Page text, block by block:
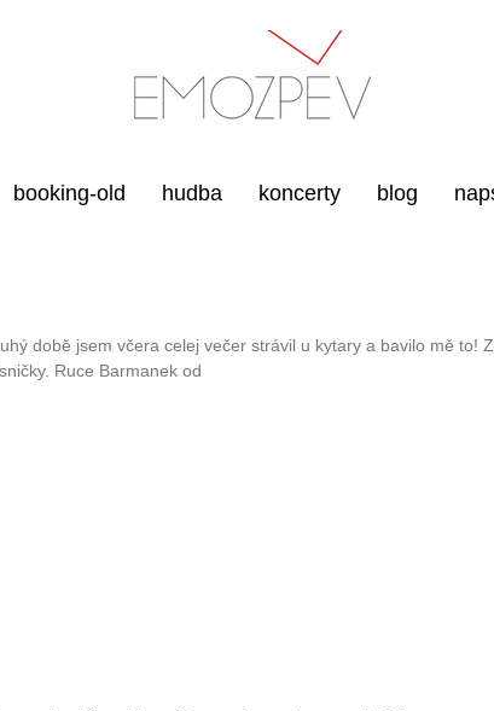
booking-old hudba koncerty blog
době jsem včera celej večer strávil u kytary a bavilo mě to!
Ruce Barmanek od